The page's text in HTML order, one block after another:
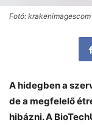
Fotó:
A hidegben a
de a megfelelő
hibázni. A